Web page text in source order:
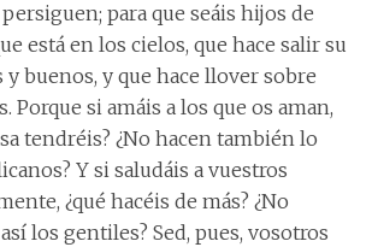
para que seáis hijos de
está en los cielos, que hace salir su
buenos, y que hace llover sobre
Porque si amáis a los que os aman,
tendréis? ¿No hacen también lo
Y si saludáis a vuestros
¿qué hacéis de más? ¿No
los gentiles? Sed, pues, vosotros